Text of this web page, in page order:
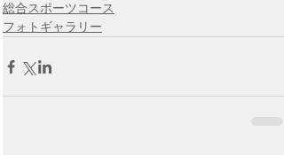
総合スポーツコース
フォトギャラリー